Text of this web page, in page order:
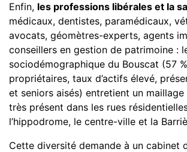
Enfin, les professions libérales et la
médicaux, dentistes, paramédicaux,
avocats, géomètres-experts, agents
conseillers en gestion de patrimoine :
sociodémographique du Bouscat (57
propriétaires, taux d’actifs élevé,
et seniors aisés) entretient un maillage
très présent dans les rues
l’hippodrome, le centre-ville et la
Cette diversité demande à un cabinet